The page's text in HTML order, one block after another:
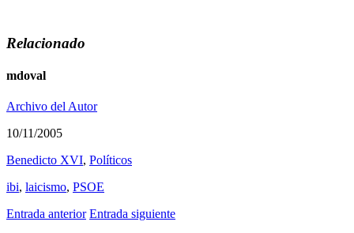
Relacionado
mdoval
Archivo del Autor
10/11/2005
Benedicto XVI, Polí­ticos
ibi, laicismo, PSOE
Entrada anterior Entrada siguiente